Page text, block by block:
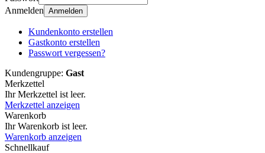
Anmelden Anmelden
Kundenkonto erstellen
Gastkonto erstellen
Passwort vergessen?
Kundengruppe: Gast
Merkzettel
Ihr Merkzettel ist leer.
Merkzettel anzeigen
Warenkorb
Ihr Warenkorb ist leer.
Warenkorb anzeigen
Schnellkauf